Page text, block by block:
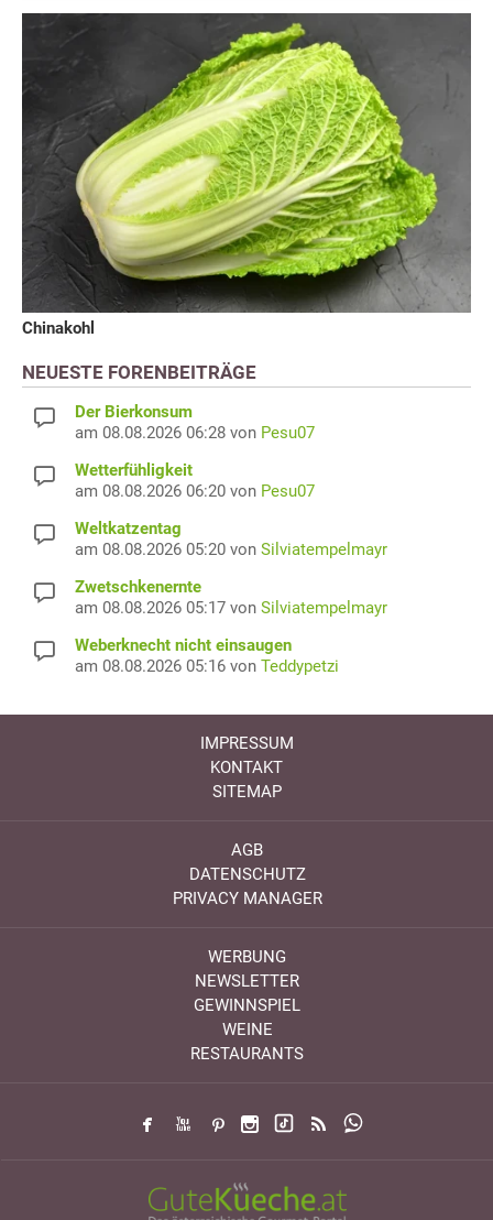
Chinakohl
NEUESTE FORENBEITRÄGE
Der Bierkonsum
am 08.08.2026 06:28 von Pesu07
Wetterfühligkeit
am 08.08.2026 06:20 von Pesu07
Weltkatzentag
am 08.08.2026 05:20 von Silviatempelmayr
Zwetschkenernte
am 08.08.2026 05:17 von Silviatempelmayr
Weberknecht nicht einsaugen
am 08.08.2026 05:16 von Teddypetzi
IMPRESSUM
KONTAKT
SITEMAP
AGB
DATENSCHUTZ
PRIVACY MANAGER
WERBUNG
NEWSLETTER
GEWINNSPIEL
WEINE
RESTAURANTS